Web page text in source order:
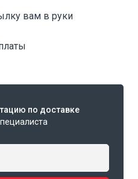
вам в руки
по доставке